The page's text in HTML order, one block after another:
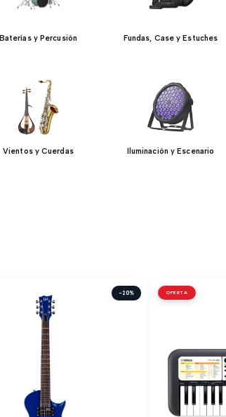
Baterías y Percusión Fundas, Case y Estuches
Vientos y Cuerdas Iluminación y Escenario
-20% OFERTA